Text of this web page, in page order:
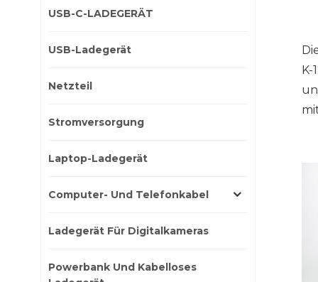
K-
USB-C-LADEGERÄT
USB-Ladegerät
Netzteil
Stromversorgung
Laptop-Ladegerät
Computer- Und Telefonkabel
Ladegerät Für Digitalkameras
Powerbank Und Kabelloses